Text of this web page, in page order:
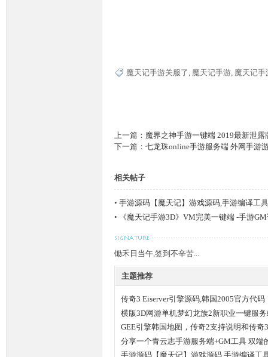
魔天记手游关服了, 魔天记手游, 魔天记手
上一篇： 魔界之神手游一键端 2019最新泄
下一篇： 七龙珠online手游服务端 外网手游
相关帖子
• 手游源码【魔天记】游戏源码,手游编译工
•
《魔天记手游3D》VM完美一键端 -手游
锄禾日当午,签到不辛苦...
主题推荐
传奇3 Eiserver引擎源码,韩国2005官方代码
横版3D网游单机梦幻龙族2新职业一键服
GEE引擎韩国地图，传奇2支持说明和传奇
分享一个青云志手游服务端+GM工具 双端
手游源码【魔天记】游戏源码,手游编译工